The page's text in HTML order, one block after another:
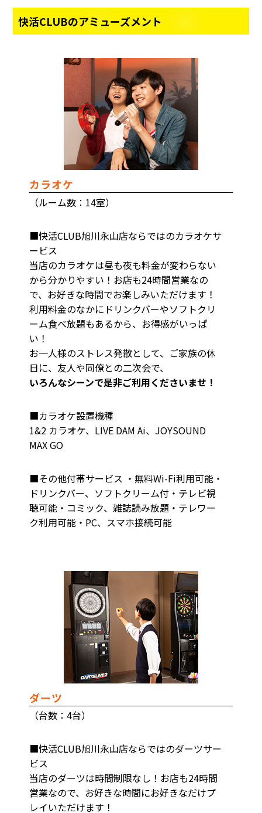
快活CLUBのアミューズメント
カラオケ
（ルーム数：14室）
■快活CLUB旭川永山店ならではのカラオケサ
ービス
当店のカラオケは昼も夜も料金が変わらない
から分かりやすい！お店も24時間営業なの
で、お好きな時間でお楽しみいただけます！
利用料金のなかにドリンクバーやソフトクリ
ーム食べ放題もあるから、お得感がいっぱ
い！
お一人様のストレス発散として、ご家族の休
日に、友人や同僚との二次会で、
いろんなシーンで是非ご利用くださいませ！
■カラオケ設置機種
1&2 カラオケ、LIVE DAM Ai、JOYSOUND
MAX GO
■その他付帯サービス ・無料Wi-Fi利用可能・
ドリンクバー、ソフトクリーム付・テレビ視
聴可能・コミック、雑誌読み放題・テレワー
ク利用可能・PC、スマホ接続可能
ダーツ
（台数：4台）
■快活CLUB旭川永山店ならではのダーツサー
ビス
当店のダーツは時間制限なし！お店も24時間
営業なので、お好きな時間にお好きなだけプ
レイいただけます！